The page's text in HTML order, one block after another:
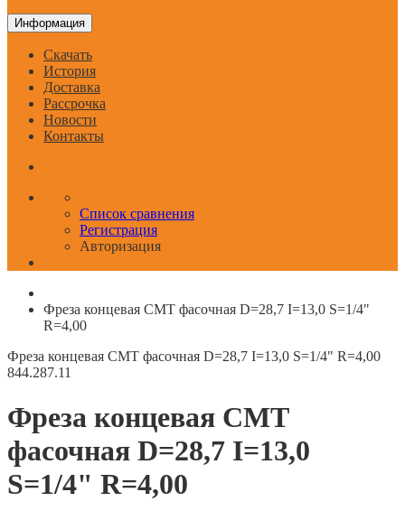
Информация
Скачать
История
Доставка
Рассрочка
Новости
Контакты
Список сравнения
Регистрация
Авторизация
Фреза концевая CMT фасочная D=28,7 I=13,0 S=1/4"
R=4,00
Фреза концевая CMT фасочная D=28,7 I=13,0 S=1/4" R=4,00
844.287.11
Фреза концевая CMT
фасочная D=28,7 I=13,0
S=1/4" R=4,00